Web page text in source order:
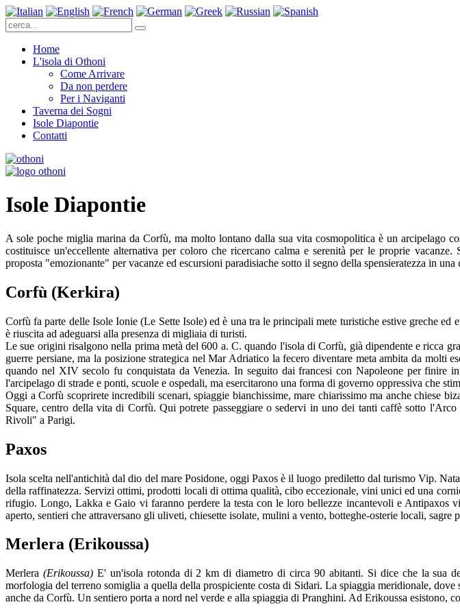
Home
L'isola di Othoni
Come Arrivare
Da non perdere
Per i Naviganti
Taverna dei Sogni
Isole Diapontie
Contatti
Isole Diapontie
A sole poche miglia marina da Corfù, ma molto lontano dalla sua vita cosmopolitica è un
costituisce un'eccellente alternativa per coloro che ricercano calma e serenità per le proprie
proposta "emozionante" per vacanze ed escursioni paradisiache sotto il segno della spensieratezza in una
Corfù (Kerkira)
Corfù fa parte delle Isole Ionie (Le Sette Isole) ed è una tra le principali mete turistiche estive greche
è riuscita ad adeguarsi alla presenza di migliaia di turisti.
Le sue origini risalgono nella prima metà del 600 a. C. quando l'isola di Corfù, già dipendente e ricca
guerre persiane, ma la posizione strategica nel Mar Adriatico la fecero diventare meta ambita da
quando nel XIV secolo fu conquistata da Venezia. In seguito dai francesi con Napoleone per
l'arcipelago di strade e ponti, scuole e ospedali, ma esercitarono una forma di governo oppressiva che
Oggi a Corfù scoprirete incredibili scenari, spiaggie bianchissime, mare chiarissimo ma anche chiese
Square, centro della vita di Corfù. Qui potrete passeggiare o sedervi in uno dei tanti caffè sotto
Rivoli" a Parigi.
Paxos
Isola scelta nell'antichità dal dio del mare Posidone, oggi Paxos è il luogo prediletto dal turismo Vip.
della raffinatezza. Servizi ottimi, prodotti locali di ottima qualità, cibo eccezionale, vini unici ed una
rifugio. Longo, Lakka e Gaio vi faranno perdere la testa con le loro bellezze incantevoli e Antipaxos
aperto, sentieri che attraversano gli uliveti, chiesette isolate, mulini a vento, botteghe-osterie locali,
Merlera (Erikoussa)
Merlera (Erikoussa)E' un'isola rotonda di 2 km di diametro di circa 90 abitanti. Si dice che la sua
morfologia del terreno somiglia a quella della prospiciente costa di Sidari. La spiaggia meridionale,
anche da Corfù. Un sentiero porta a nord nel verde e alla spiaggia di Pranghini. Ad Erikoussa esistono,